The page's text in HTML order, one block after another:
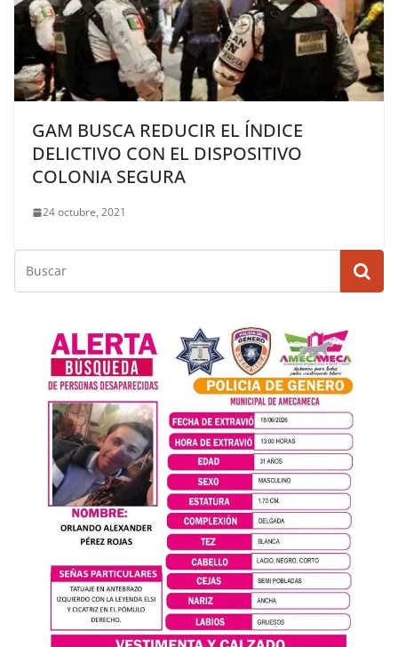
GAM BUSCA REDUCIR EL ÍNDICE
DELICTIVO CON EL DISPOSITIVO
COLONIA SEGURA
24 octubre, 2021